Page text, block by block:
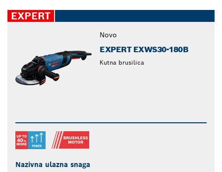
EXPERT
Novo
EXPERT EXWS30-180B
Kutna brusilica
Nazivna ulazna snaga